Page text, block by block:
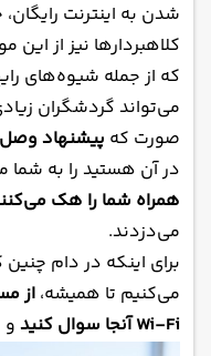
شدن به اینترنت
کلاهبردارها نیز از
که از جمله شیوه‌های
می‌تواند گردشگران
صورت که پیشنهاد وصل
در آن هستید را به شما
همراه شما را هک
می‌دزدند.
برای اینکه در دام چنین
می‌کنیم تا همیشه،از
Wi-Fi آنجا سوال کنید
و